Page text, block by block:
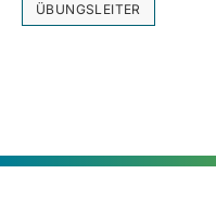
ÜBUNGSLEITER